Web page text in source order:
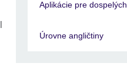
Aplikácie pre dospelých
Úrovne angličtiny